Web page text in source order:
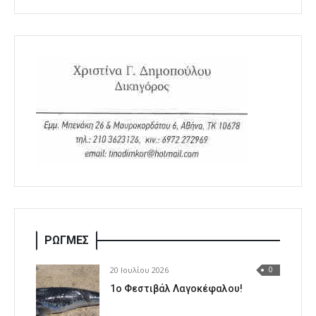
ΡΩΓΜΕΣ
20 Ιουλίου 2026 0
1o Φεστιβάλ Λαγοκέφαλου!